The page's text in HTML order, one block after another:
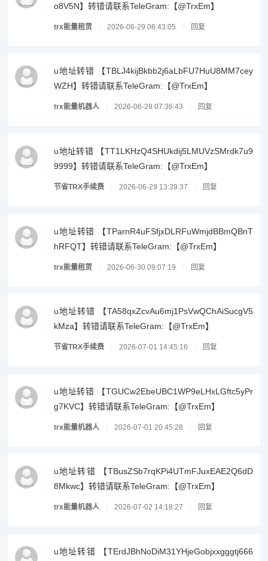
o8V5N】转错请联系TeleGram:【@TrxEm】
trx能量租赁 2026-06-29 06:43:05 回复
u地址转错 【TBLJ4kijBkbb2j6aLbFU7HuU8MM7cey
WZH】转错请联系TeleGram:【@TrxEm】
trx能量机器人 2026-06-29 07:36:43 回复
u地址转错 【TT1LKHzQ4SHUkdij5LMUVzSMrdk7u9
9999】转错请联系TeleGram:【@TrxEm】
节省TRX手续费 2026-06-29 13:39:37 回复
u地址转错 【TParnR4uFSfjxDLRFuWmjdBBmQBnT
hRFQT】转错请联系TeleGram:【@TrxEm】
trx能量租赁 2026-06-30 09:07:19 回复
u地址转错 【TA58qxZcvAu6mj1PsVwQChAiSucgV5
kMza】转错请联系TeleGram:【@TrxEm】
节省TRX手续费 2026-07-01 14:45:16 回复
u地址转错 【TGUCw2EbeUBC1WP9eLHxLGftc5yPr
g7KVC】转错请联系TeleGram:【@TrxEm】
trx能量机器人 2026-07-01 20:45:28 回复
u地址转错 【TBusZSb7rqKPi4UTmFJuxEAE2Q6dD
8Mkwc】转错请联系TeleGram:【@TrxEm】
trx能量机器人 2026-07-02 14:18:27 回复
u地址转错 【TErdJBhNoDiM31YHjeGobjxxgggtj666